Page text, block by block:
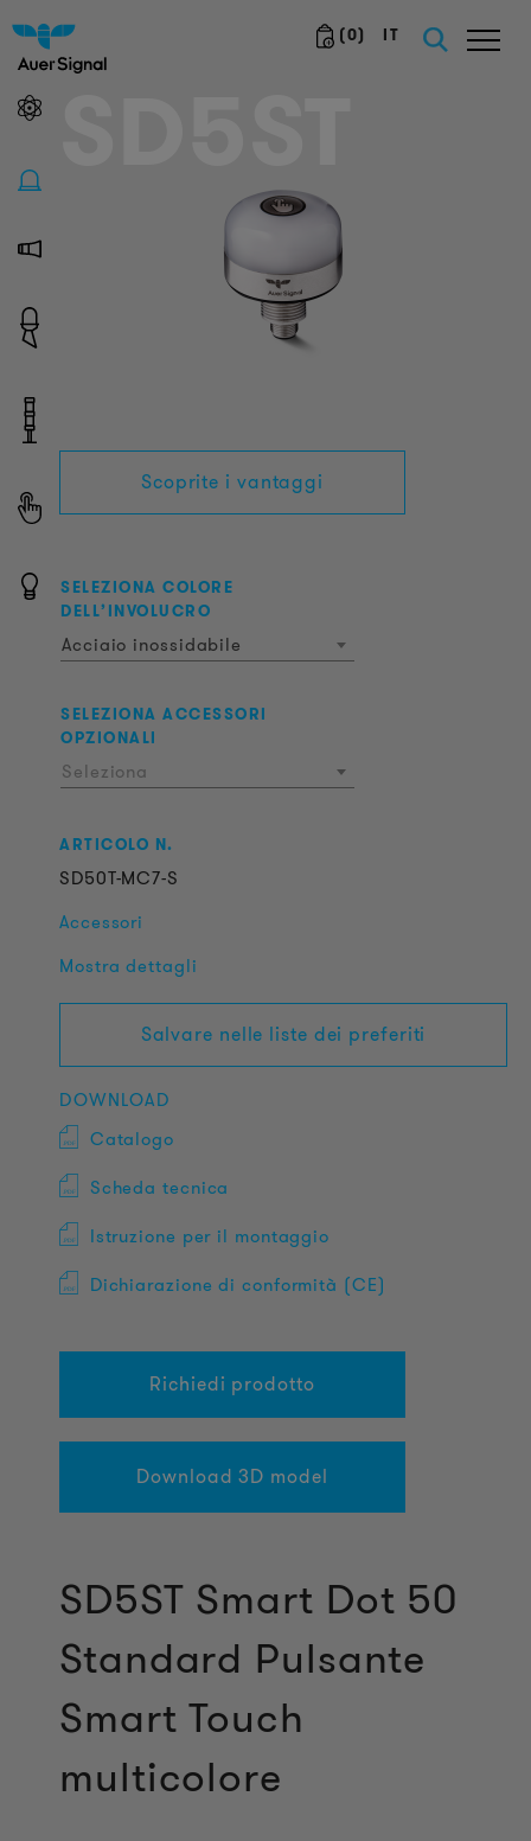
(0) IT
Scoprite i vantaggi
SELEZIONA COLORE
DELL’INVOLUCRO
Acciaio inossidabile
SELEZIONA ACCESSORI
OPZIONALI
Seleziona
ARTICOLO N.
SD50T-MC7-S
Accessori
Mostra dettagli
Salvare nelle liste dei preferiti
DOWNLOAD
Catalogo
Scheda tecnica
Istruzione per il montaggio
Dichiarazione di conformità (CE)
Richiedi prodotto
Download 3D model
SD5ST Smart Dot 50
Standard Pulsante
Smart Touch
multicolore